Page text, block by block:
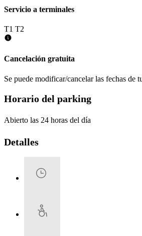
Servicio a terminales
T1 T2
Cancelación gratuita
Se puede modificar/cancelar las fechas de
Horario del parking
Abierto las 24 horas del día
Detalles